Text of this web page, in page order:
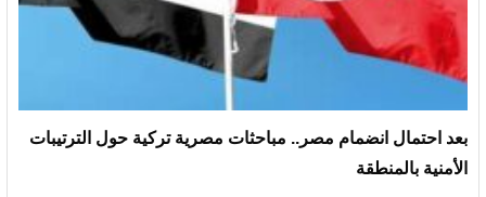
بعد احتمال انضمام مصر.. مباحثات مصرية تركية حول الترتيبات
الأمنية بالمنطقة